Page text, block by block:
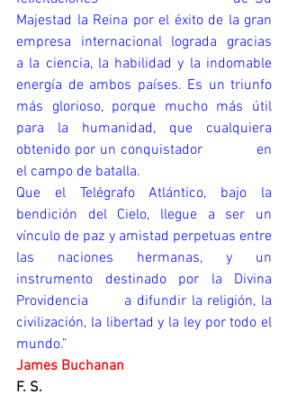
Majestad la Reina por el éxito de la gran
empresa internacional lograda gracias
a la ciencia, la habilidad y la indomable
energía de ambos países. Es un triunfo
más glorioso, porque mucho más útil
para la humanidad, que cualquiera
obtenido por un conquistador            en
el campo de batalla.
Que el Telégrafo Atlántico, bajo la
bendición del Cielo, llegue a ser un
vínculo de paz y amistad perpetuas entre
las naciones hermanas, y un
instrumento destinado por la Divina
Providencia       a difundir la religión, la
civilización, la libertad y la ley por todo el
mundo.”
James Buchanan
F. S.